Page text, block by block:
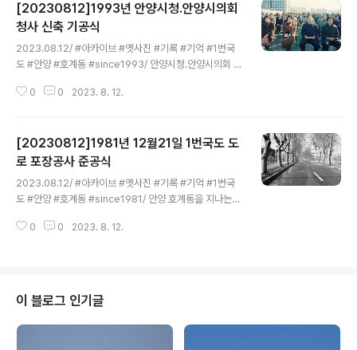
[20230812]1993년 안양시청.안양시의회
청사 신축 기공식
2023.08.12/ #아카이브 #옛사진 #기록 #기억 #1번국
도 #안양 #호계동 #since1993/ 안양시청.안양시의회 청
록물이다. 사진 촬영 일자가 1993년 12월21일로 기록되
다. 국토연구원은 1994년 4월 17일 준공한 지하 2층~지
상 10층(연면적 1만9천961㎡) 규모로 연구소다운 설계
로 특특한 미를 뽐내 안양시로 부터 아름다운 건축물 대상
을 받기도한 건축물이었다. 정부의 공기업 지방이전 정책
던 종전부동산이었는데 철거된 이후 현재 그 자리에는 오
0 0 2023. 8. 12.
[20230812]1981년 12월21일 1번국도 도
로 포장공사 준공식
2023.08.12/ #아카이브 #옛사진 #기록 #기억 #1번국
도 #안양 #호계동 #since1981/ 안양 호계동을 지나는
로 2차선이었던 엣 1번국도를 4차선으로 확장하고 아스팔
이 호계삼거리와 수원 방향이다. 사진속 도로 오른쪽에 보
이는 찰조망 담장은 지금은 없어진 금성통신(현 국제유통
단지와 홈플러스)이고, 그 윗쪽에 보이는 하얀 건물은 금성
0 0 2023. 8. 12.
이 블로그 인기글